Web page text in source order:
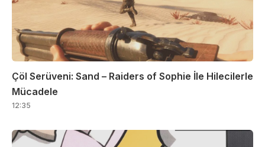
Çöl Serüveni: Sand – Raiders of Sophie İle Hilecilerle
Mücadele
12:35